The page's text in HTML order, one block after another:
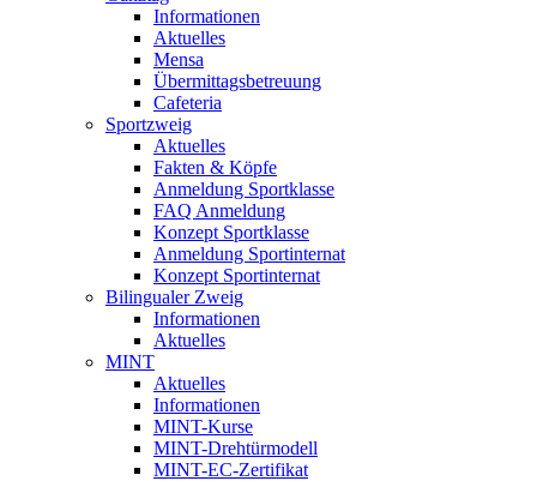
Informationen
Aktuelles
Mensa
Übermittagsbetreuung
Cafeteria
Sportzweig
Aktuelles
Fakten & Köpfe
Anmeldung Sportklasse
FAQ Anmeldung
Konzept Sportklasse
Anmeldung Sportinternat
Konzept Sportinternat
Bilingualer Zweig
Informationen
Aktuelles
MINT
Aktuelles
Informationen
MINT-Kurse
MINT-Drehtürmodell
MINT-EC-Zertifikat